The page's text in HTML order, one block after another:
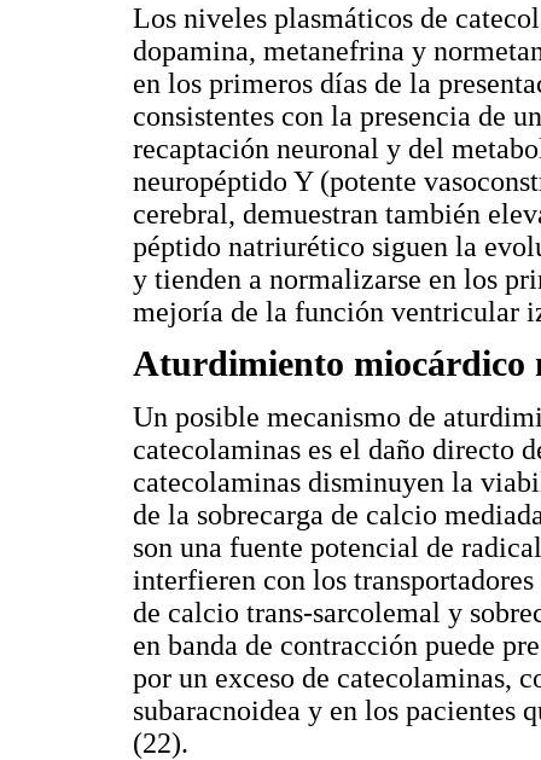
Los niveles plasmáticos de
dopamina, metanefrina y
en los primeros días de la
consistentes con la presencia de
recaptación neuronal y del
neuropéptido Y (potente
cerebral, demuestran también
péptido natriurético siguen la
y tienden a normalizarse en los
mejoría de la función ventricular
Aturdimiento miocárdico
Un posible mecanismo de
catecolaminas es el daño directo
catecolaminas disminuyen la
de la sobrecarga de calcio
son una fuente potencial de
interfieren con los
de calcio trans-sarcolemal y
en banda de contracción puede
por un exceso de catecolaminas,
subaracnoidea y en los pacientes
(22).